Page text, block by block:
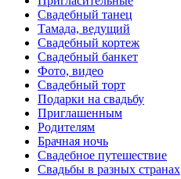
Свадебный танец
Тамада, ведущий
Свадебный кортеж
Свадебный банкет
Фото, видео
Свадебный торт
Подарки на свадьбу
Приглашенным
Родителям
Брачная ночь
Свадебное путешествие
Свадьбы в разных странах